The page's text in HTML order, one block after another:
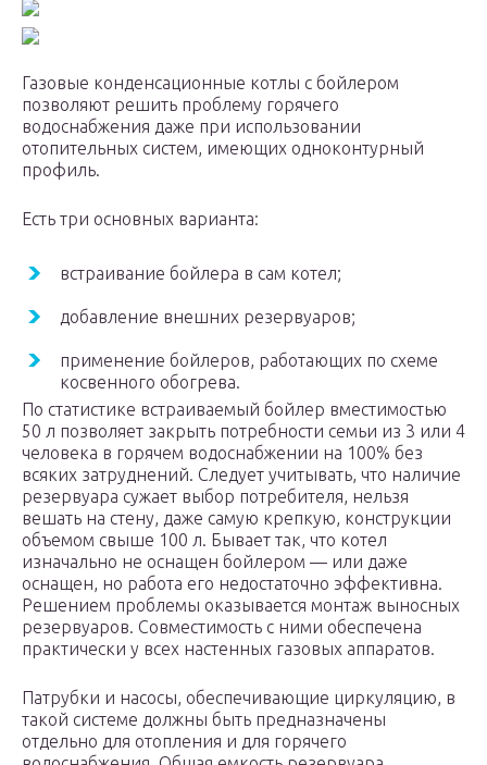
Газовые конденсационные котлы с бойлером
позволяют решить проблему горячего
водоснабжения даже при использовании
отопительных систем, имеющих одноконтурный
профиль.
Есть три основных варианта:
встраивание бойлера в сам котел;
добавление внешних резервуаров;
применение бойлеров, работающих по схеме
косвенного обогрева.
По статистике встраиваемый бойлер вместимостью
50 л позволяет закрыть потребности семьи из 3 или 4
человека в горячем водоснабжении на 100% без
всяких затруднений. Следует учитывать, что наличие
резервуара сужает выбор потребителя, нельзя
вешать на стену, даже самую крепкую, конструкции
объемом свыше 100 л. Бывает так, что котел
изначально не оснащен бойлером — или даже
оснащен, но работа его недостаточно эффективна.
Решением проблемы оказывается монтаж выносных
резервуаров. Совместимость с ними обеспечена
практически у всех настенных газовых аппаратов.
Патрубки и насосы, обеспечивающие циркуляцию, в
такой системе должны быть предназначены
отдельно для отопления и для горячего